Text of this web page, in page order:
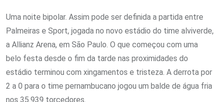
Uma noite bipolar. Assim pode ser definida a partida entre
Palmeiras e Sport, jogada no novo estádio do time alviverde,
a Allianz Arena, em São Paulo. O que começou com uma
belo festa desde o fim da tarde nas proximidades do
estádio terminou com xingamentos e tristeza. A derrota por
2 a 0 para o time pernambucano jogou um balde de água fria
nos 35.939 torcedores.